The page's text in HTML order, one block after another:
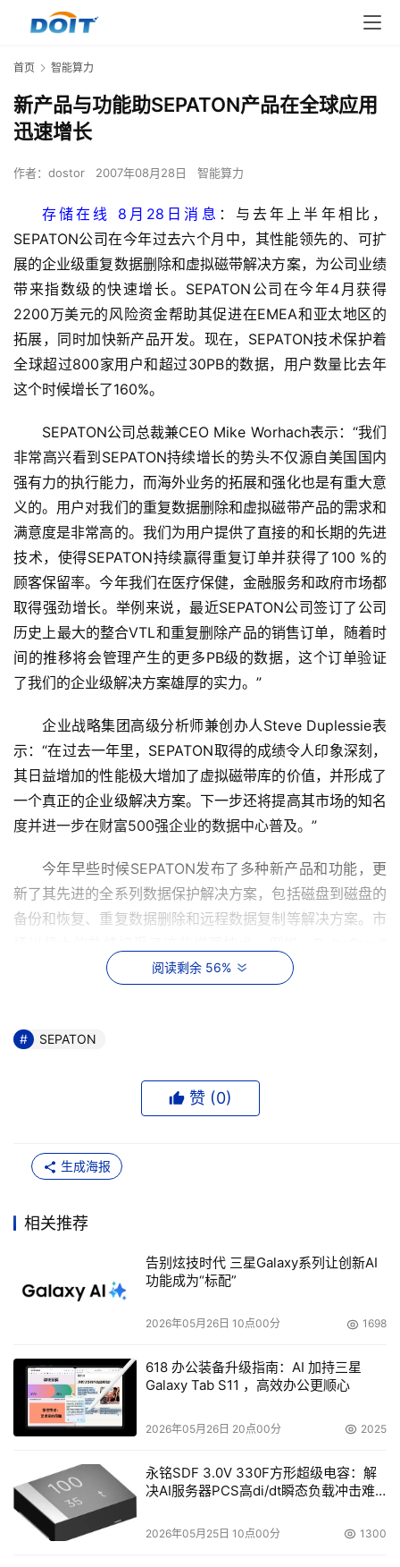
首页 智能算力
新产品与功能助SEPATON产品在全球应用
迅速增长
作者： dostor 2007年08月28日 智能算力
存储在线 8月28日消息 ：与去年上半年相比，
SEPATON公司在今年过去六个月中，其性能领先的、可扩
展的企业级重复数据删除和虚拟磁带解决方案，为公司业绩
带来指数级的快速增长。SEPATON公司在今年4月获得
2200万美元的风险资金帮助其促进在EMEA和亚太地区的
拓展，同时加快新产品开发。现在，SEPATON技术保护着
全球超过800家用户和超过30PB的数据，用户数量比去年
SEPATON公司总裁兼CEO Mike Worhach表示：“我们
非常高兴看到SEPATON持续增长的势头不仅源自美国国内
强有力的执行能力，而海外业务的拓展和强化也是有重大意
义的。用户对我们的重复数据删除和虚拟磁带产品的需求和
满意度是非常高的。我们为用户提供了直接的和长期的先进
技术，使得SEPATON持续赢得重复订单并获得了100 %的
顾客保留率。今年我们在医疗保健，金融服务和政府市场都
取得强劲增长。举例来说，最近SEPATON公司签订了公司
历史上最大的整合VTL和重复删除产品的销售订单，随着时
间的推移将会管理产生的更多PB级的数据，这个订单验证
企业战略集团高级分析师兼创办人Steve Duplessie表
示：“在过去一年里，SEPATON取得的成绩令人印象深刻，
其日益增加的性能极大增加了虚拟磁带库的价值，并形成了
一个真正的企业级解决方案。下一步还将提高其市场的知名
今年早些时候SEPATON发布了多种新产品和功能，更
新了其先进的全系列数据保护解决方案，包括磁盘到磁盘的
备份和恢复、重复数据删除和远程数据复制等解决方案。市
软件为客户提供的重复数据删除比率介于38:1至483:1之
扩展的重复数据删除技术。DeltaStor软件进行重复数据删
DeltaStor软件应用在赛门铁克NetBackup的环境中。其IT
进行备份，并且在对备份速度没有性能影响的情况下，我们
心推出重复数据删除技术，扩展在线数据保存容量而无需额
在800多家使用SEPATON解决方案的用户中，新增加
的美国客户遍及各行各业。其中包括AFNI，Barnes
Distribution，BDI Laguna，Crawford And Company，
Eagle Alliance，Emmanuel Medical Center，美国联邦储
备银行，Gaston Memorial医院，Kansas大学医院管理
Marymount大学，LSI公司，MedCath注册公司，松下汽车
音响系统，佛罗里达州Pinellas县，Ohio州，Oklahoma国
家财政办事处，Transaction Line，Perot系统公司与美国
阅读剩余 56%
SEPATON
赞 (0)
生成海报
相关推荐
告别炫技时代 三星Galaxy系列让创新AI
功能成为“标配”
2026年05月26日 10点00分 1698
618 办公装备升级指南：AI 加持三星
Galaxy Tab S11 ，高效办公更顺心
2026年05月26日 20点00分 2025
永铭SDF 3.0V 330F方形超级电容：解
决AI服务器PCS高di/dt瞬态负载冲击难
2026年05月25日 10点00分 1300